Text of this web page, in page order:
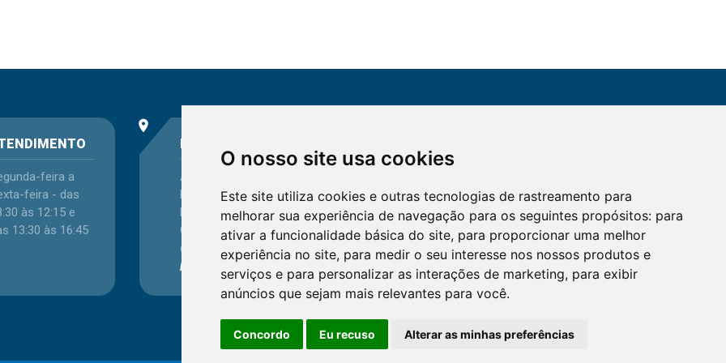
O nosso site usa cookies
Este site utiliza cookies e outras tecnologias de rastreamento para
melhorar sua experiência de navegação para os seguintes propósitos: para
ativar a funcionalidade básica do site, para proporcionar uma melhor
experiência no site, para medir o seu interesse nos nossos produtos e
serviços e para personalizar as interações de marketing, para exibir
anúncios que sejam mais relevantes para você.
Concordo Eu recuso Alterar as minhas preferências
feira a
feira - das
às 12:15 e
13:30 às 16:45
place
ENDEREÇO
Avenida Itaqui, 45,
Bairro Petrópolis,
Porto Alegre - RS -
CEP 90460-140
Confira as demais
localizações
no Estado
Confira os e-mailsaqui